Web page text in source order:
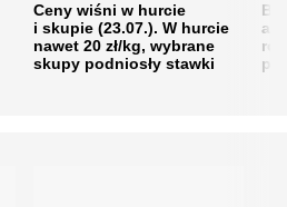
Ceny wiśni w hurcie
i skupie (23.07.). W hurcie
nawet 20 zł/kg, wybrane
skupy podniosły stawki